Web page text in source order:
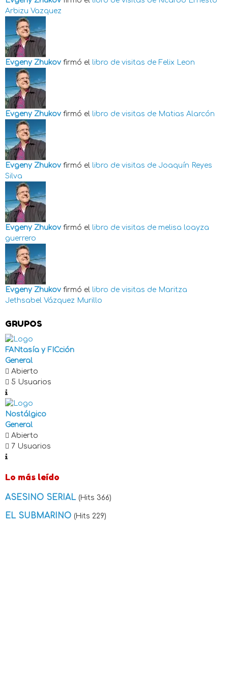
Arbizu Vazquez
Evgeny Zhukov firmó el libro de visitas de Felix Leon
Evgeny Zhukov firmó el libro de visitas de Matias Alarcón
Evgeny Zhukov firmó el libro de visitas de Joaquín Reyes
Silva
Evgeny Zhukov firmó el libro de visitas de melisa loayza
guerrero
Evgeny Zhukov firmó el libro de visitas de Maritza
Jethsabel Vázquez Murillo
GRUPOS
FANtasía y FICción
General
Abierto
5 Usuarios
Nostálgico
General
Abierto
7 Usuarios
Lo más leído
ASESINO SERIAL (Hits 366)
EL SUBMARINO (Hits 229)